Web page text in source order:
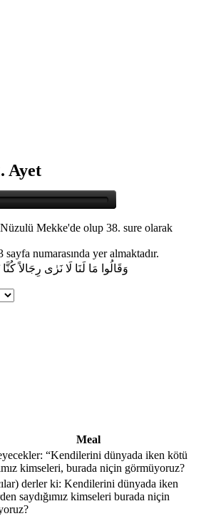
Ayet
Mekke'de olup 38. sure olarak
numarasında yer almaktadır.
وَقَالُوا مَا لَنَا لَا نَرٰى
Meal
“Kendilerini dünyada iken kötü
kimseleri, burada niçin görmüyoruz?
derler ki: Kendilerini dünyada iken
saydığımız kimseleri burada niçin